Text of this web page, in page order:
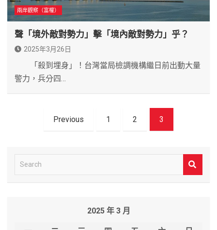
兩岸觀察（富權）
聲「境外敵對勢力」擊「境內敵對勢力」乎？
2025年3月26日
「殺到埋身」！台灣當局檢調機構繼日前出動大量
警力，兵分四…
Previous 1 2 3
e
2025 年 3 月